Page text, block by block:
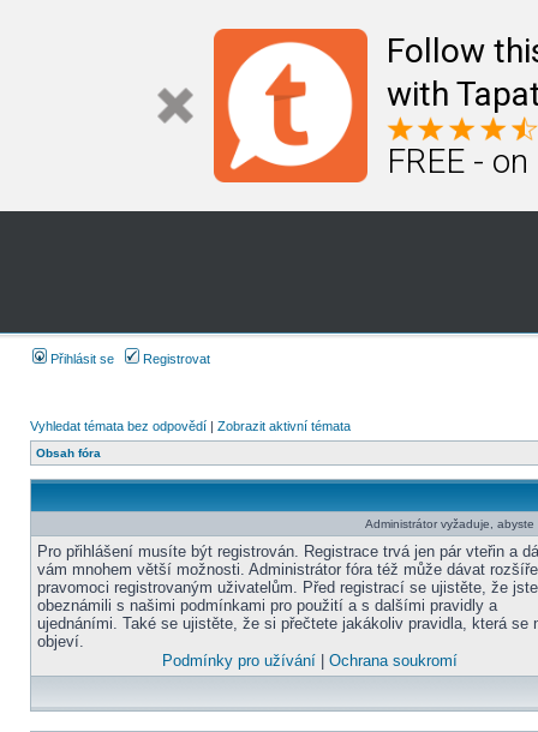
Follow
with
FREE -
Přihlásit se Registrovat
Vyhledat témata bez odpovědí | Zobrazit aktivní témata
Obsah fóra
Administrátor vyžaduje,
Pro přihlášení musíte být registrován. Registrace trvá jen pár vteřin a
vám mnohem větší možnosti. Administrátor fóra též může dávat
pravomoci registrovaným uživatelům. Před registrací se ujistěte, že
obeznámili s našimi podmínkami pro použití a s dalšími pravidly a
ujednáními. Také se ujistěte, že si přečtete jakákoliv pravidla, která se
objeví.
Podmínky pro užívání| Ochrana soukromí